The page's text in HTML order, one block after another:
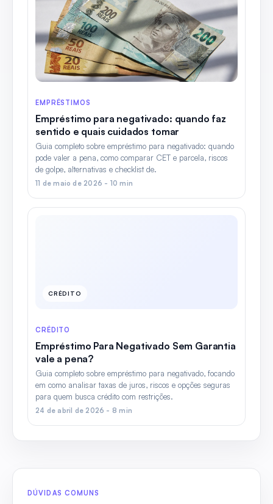
EMPRÉSTIMOS
Empréstimo para negativado: quando faz
sentido e quais cuidados tomar
Guia completo sobre empréstimo para negativado: quando
pode valer a pena, como comparar CET e parcela, riscos
de golpe, alternativas e checklist de.
11 de maio de 2026 - 10 min
CRÉDITO
CRÉDITO
Empréstimo Para Negativado Sem Garantia
vale a pena?
Guia completo sobre empréstimo para negativado, focando
em como analisar taxas de juros, riscos e opções seguras
para quem busca crédito com restrições.
24 de abril de 2026 - 8 min
DÚVIDAS COMUNS